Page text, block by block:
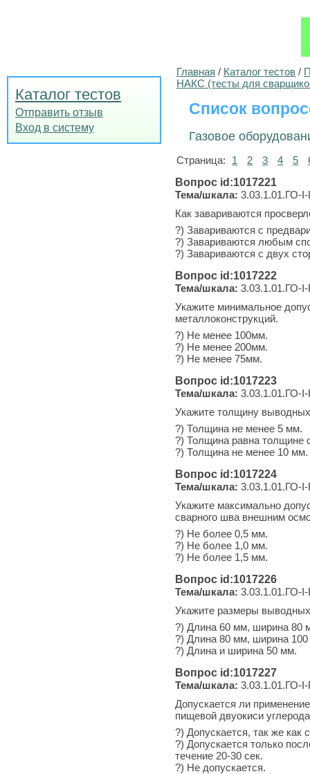
Каталог тестов
Отправить отзыв
Вход в систему
Главная / Каталог тестов /
НАКС (тесты для
Список
Газовое
Страница: 1 2 3 4 5
Вопрос id:1017221
Тема/шкала: 3.03.1.01.ГО-
Как завариваются
?) Завариваются с
?) Завариваются любым
?) Завариваются с двух
Вопрос id:1017222
Тема/шкала: 3.03.1.01.ГО-
Укажите минимальное
металлоконструкций.
?) Не менее 100мм.
?) Не менее 200мм.
?) Не менее 75мм.
Вопрос id:1017223
Тема/шкала: 3.03.1.01.ГО-
Укажите толщину
?) Толщина не менее 5 мм.
?) Толщина равна толщине
?) Толщина не менее 10 мм.
Вопрос id:1017224
Тема/шкала: 3.03.1.01.ГО-
Укажите максимально
сварного шва внешним
?) Не более 0,5 мм.
?) Не более 1,0 мм.
?) Не более 1,5 мм.
Вопрос id:1017226
Тема/шкала: 3.03.1.01.ГО-
Укажите размеры
?) Длина 60 мм, ширина 80
?) Длина 80 мм, ширина
?) Длина и ширина 50 мм.
Вопрос id:1017227
Тема/шкала: 3.03.1.01.ГО-
Допускается ли
пищевой двуокиси
?) Допускается, так же как
?) Допускается только
течение 20-30 сек.
?) Не допускается.